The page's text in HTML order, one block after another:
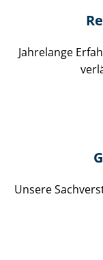
Jahrelange
Unsere